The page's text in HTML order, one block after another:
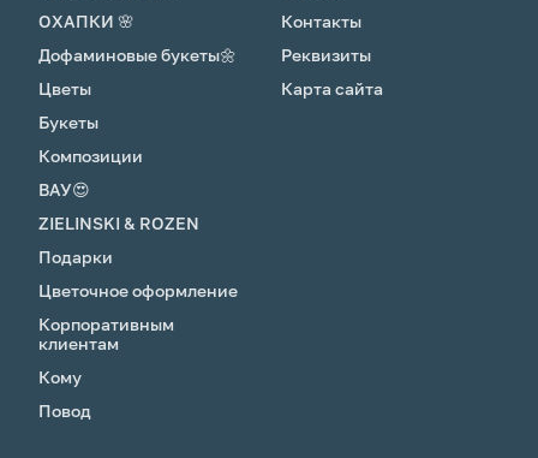
ОХАПКИ 🌸
Дофаминовые букеты🌼
Цветы
Букеты
Композиции
ВАУ😍
ZIELINSKI & ROZEN
Подарки
Цветочное оформление
Корпоративным
клиентам
Кому
Повод
Контакты
Реквизиты
Карта сайта